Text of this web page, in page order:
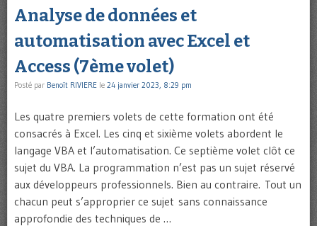
Analyse de données et
automatisation avec Excel et
Access (7ème volet)
Posté par Benoît RIVIERE le 24 janvier 2023, 8:29 pm
Les quatre premiers volets de cette formation ont été
consacrés à Excel. Les cinq et sixième volets abordent le
langage VBA et l’automatisation. Ce septième volet clôt ce
sujet du VBA. La programmation n’est pas un sujet réservé
aux développeurs professionnels. Bien au contraire. Tout un
chacun peut s’approprier ce sujet sans connaissance
approfondie des techniques de …